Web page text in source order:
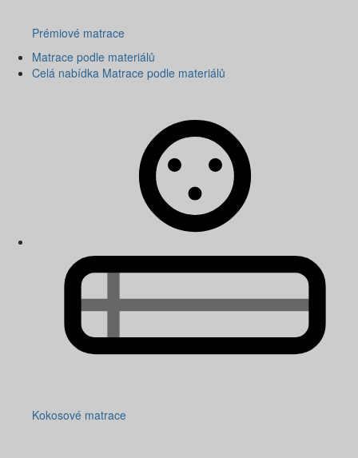
Prémiové matrace
Matrace podle materiálů
Celá nabídka Matrace podle materiálů
Kokosové matrace